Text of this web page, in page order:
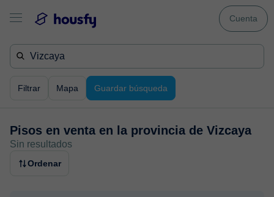
Cuenta
Filtrar Mapa Guardar búsqueda
Pisos en venta en la provincia de Vizcaya
Sin resultados
Ordenar